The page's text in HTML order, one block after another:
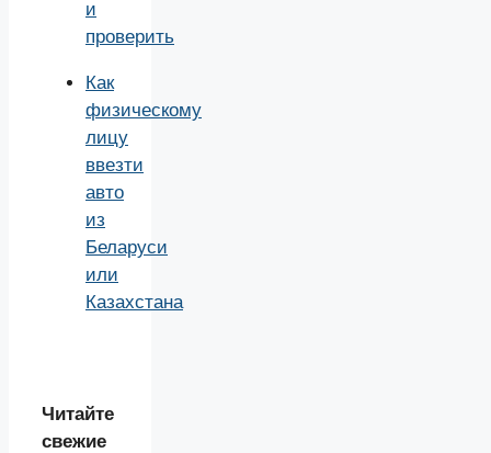
и
проверить
Как
физическому
лицу
ввезти
авто
из
Беларуси
или
Казахстана
Читайте
свежие